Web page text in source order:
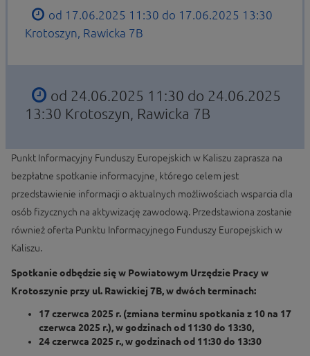
od 17.06.2025 11:30 do 17.06.2025 13:30
Krotoszyn, Rawicka 7B
od 24.06.2025 11:30 do 24.06.2025
13:30 Krotoszyn, Rawicka 7B
Punkt Informacyjny Funduszy Europejskich w Kaliszu zaprasza na
bezpłatne spotkanie informacyjne, którego celem jest
przedstawienie informacji o aktualnych możliwościach wsparcia dla
osób fizycznych na aktywizację zawodową. Przedstawiona zostanie
również oferta Punktu Informacyjnego Funduszy Europejskich w
Kaliszu.
Spotkanie odbędzie się w Powiatowym Urzędzie Pracy w
Krotoszynie przy ul. Rawickiej 7B, w dwóch terminach:
17 czerwca 2025 r. (zmiana terminu spotkania z 10 na 17
czerwca 2025 r.), w godzinach od 11:30 do 13:30,
24 czerwca 2025 r., w godzinach od 11:30 do 13:30